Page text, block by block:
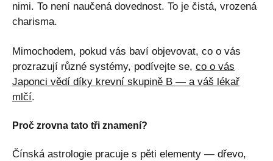
nimi. To není naučená dovednost. To je čistá, vrozená
charisma.
Mimochodem, pokud vás baví objevovat, co o vás
prozrazují různé systémy, podívejte se, co o vás
Japonci vědí díky krevní skupině B — a váš lékař
mlčí.
Proč zrovna tato tři znamení?
Čínská astrologie pracuje s pěti elementy — dřevo,